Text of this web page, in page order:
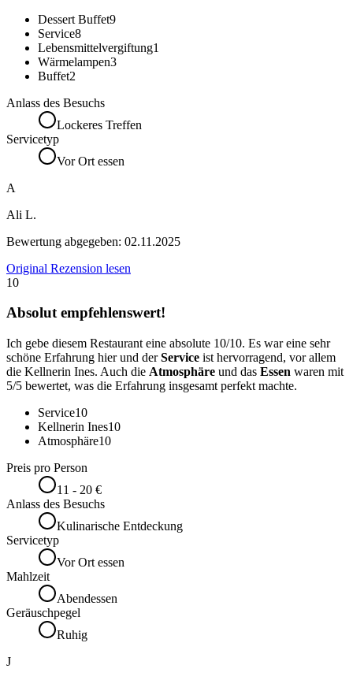
Dessert Buffet9
Service8
Lebensmittelvergiftung1
Wärmelampen3
Buffet2
Anlass des Besuchs
Lockeres Treffen
Servicetyp
Vor Ort essen
A
Ali L.
Bewertung abgegeben: 02.11.2025
Original Rezension lesen
10
Absolut empfehlenswert!
Ich gebe diesem Restaurant eine absolute 10/10. Es war eine sehr
schöne Erfahrung hier und derService ist hervorragend, vor allem
die Kellnerin Ines. Auch die Atmosphäre und das Essen waren mit
5/5 bewertet, was die Erfahrung insgesamt perfekt machte.
Service10
Kellnerin Ines10
Atmosphäre10
Preis pro Person
11 - 20 €
Anlass des Besuchs
Kulinarische Entdeckung
Servicetyp
Vor Ort essen
Mahlzeit
Abendessen
Geräuschpegel
Ruhig
J